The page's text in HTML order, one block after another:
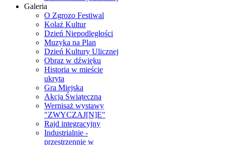
Galeria
O Zgrozo Festiwal
Kolaż Kultur
Dzień Niepodległości
Muzyka na Plan
Dzień Kultury Ulicznej
Obraz w dźwięku
Historia w mieście
ukryta
Gra Miejska
Akcja Świąteczna
Wernisaż wystawy
"ZWYCZAJ[N]E"
Rajd integracyjny
Industrialnie -
przestrzennie w